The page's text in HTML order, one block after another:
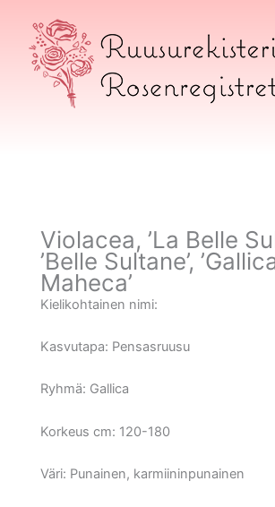
sisältöön
Violacea, ’La Belle
’Belle Sultane’,
Maheca’
Kielikohtainen nimi:
Kasvutapa: Pensasruusu
Ryhmä: Gallica
Korkeus cm: 120-180
Väri: Punainen, karmiininpunainen